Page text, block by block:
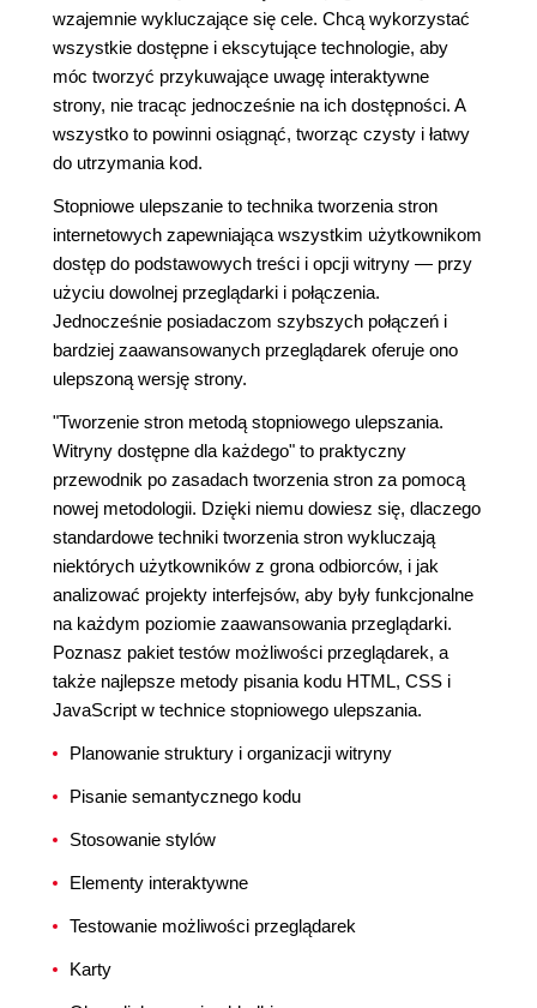
wzajemnie wykluczające się cele. Chcą wykorzystać
wszystkie dostępne i ekscytujące technologie, aby
móc tworzyć przykuwające uwagę interaktywne
strony, nie tracąc jednocześnie na ich dostępności. A
wszystko to powinni osiągnąć, tworząc czysty i łatwy
do utrzymania kod.
Stopniowe ulepszanie to technika tworzenia stron
internetowych zapewniająca wszystkim użytkownikom
dostęp do podstawowych treści i opcji witryny — przy
użyciu dowolnej przeglądarki i połączenia.
Jednocześnie posiadaczom szybszych połączeń i
bardziej zaawansowanych przeglądarek oferuje ono
ulepszoną wersję strony.
"Tworzenie stron metodą stopniowego ulepszania.
Witryny dostępne dla każdego" to praktyczny
przewodnik po zasadach tworzenia stron za pomocą
nowej metodologii. Dzięki niemu dowiesz się, dlaczego
standardowe techniki tworzenia stron wykluczają
niektórych użytkowników z grona odbiorców, i jak
analizować projekty interfejsów, aby były funkcjonalne
na każdym poziomie zaawansowania przeglądarki.
Poznasz pakiet testów możliwości przeglądarek, a
także najlepsze metody pisania kodu HTML, CSS i
JavaScript w technice stopniowego ulepszania.
Planowanie struktury i organizacji witryny
Pisanie semantycznego kodu
Stosowanie stylów
Elementy interaktywne
Testowanie możliwości przeglądarek
Karty